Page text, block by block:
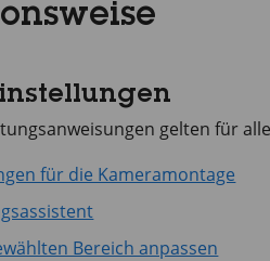
gelten für
für die Kameramontage
Bereich anpassen